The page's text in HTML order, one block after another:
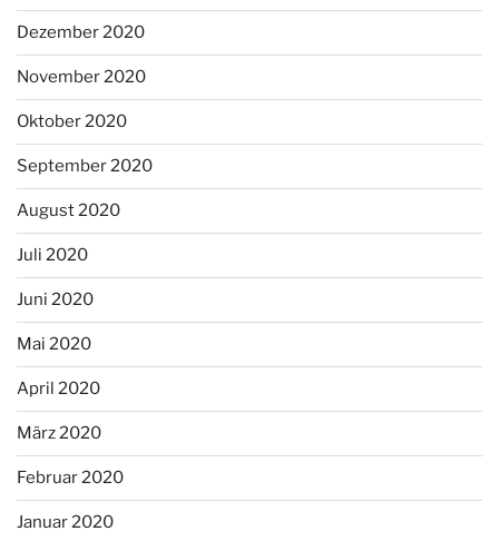
Dezember 2020
November 2020
Oktober 2020
September 2020
August 2020
Juli 2020
Juni 2020
Mai 2020
April 2020
März 2020
Februar 2020
Januar 2020